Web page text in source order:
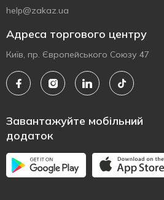
help@zakaz.ua
Адреса торгового центру
Київ, пр. Європейського Союзу 47
Завантажуйте мобільний
додаток